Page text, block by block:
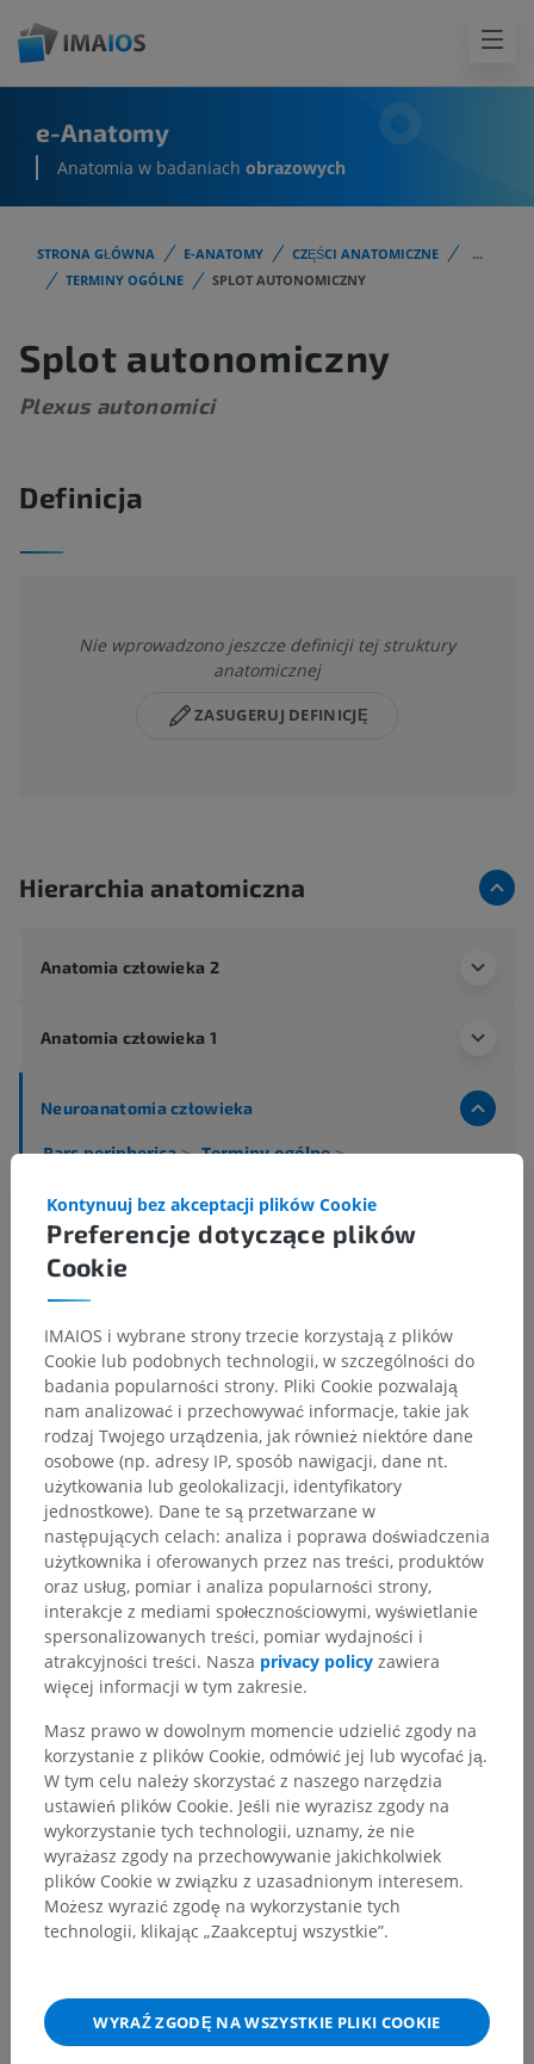
e-Anatomy
Anatomia w badaniach obrazowych
STRONA GŁÓWNA E-ANATOMY CZĘŚCI ANATOMICZNE
...
TERMINY OGÓLNE
SPLOT AUTONOMICZNY
Splot autonomiczny
Plexus autonomici
Definicja
Nie wprowadzono jeszcze definicji tej struktury
anatomicznej
ZASUGERUJ DEFINICJĘ
Hierarchia anatomiczna
Anatomia człowieka 2
Anatomia człowieka 1
Neuroanatomia człowieka
Pars peripherica> Terminy ogólne>
Powiązane struktury:
Splot trzewny
Porównawcza anatomia zwierząt
Tłumaczenia
Zauważyłeś błąd?
Zachęcamy do przesyłania sugestii poprawek,
tłumaczeń lub innych treści, które przełożą się na
lepszą jakość materiałów.
Zgłoś problem
POBIERZ APLIKACJĘ
Preferencje dotyczące plików
Cookie
Kontynuuj bez akceptacji plików Cookie
IMAIOS i wybrane strony trzecie korzystają z plików
Cookie lub podobnych technologii, w szczególności do
badania popularności strony. Pliki Cookie pozwalają
nam analizować i przechowywać informacje, takie jak
rodzaj Twojego urządzenia, jak również niektóre dane
osobowe (np. adresy IP, sposób nawigacji, dane nt.
użytkowania lub geolokalizacji, identyfikatory
jednostkowe). Dane te są przetwarzane w
następujących celach: analiza i poprawa doświadczenia
użytkownika i oferowanych przez nas treści, produktów
oraz usług, pomiar i analiza popularności strony,
interakcje z mediami społecznościowymi, wyświetlanie
spersonalizowanych treści, pomiar wydajności i
atrakcyjności treści. Nasza privacy policy zawiera
więcej informacji w tym zakresie.
Masz prawo w dowolnym momencie udzielić zgody na
korzystanie z plików Cookie, odmówić jej lub wycofać ją.
W tym celu należy skorzystać z naszego narzędzia
ustawień plików Cookie. Jeśli nie wyrazisz zgody na
wykorzystanie tych technologii, uznamy, że nie
wyrażasz zgody na przechowywanie jakichkolwiek
plików Cookie w związku z uzasadnionym interesem.
Możesz wyrazić zgodę na wykorzystanie tych
technologii, klikając „Zaakceptuj wszystkie”.
WYRAŹ ZGODĘ NA WSZYSTKIE PLIKI COOKIE